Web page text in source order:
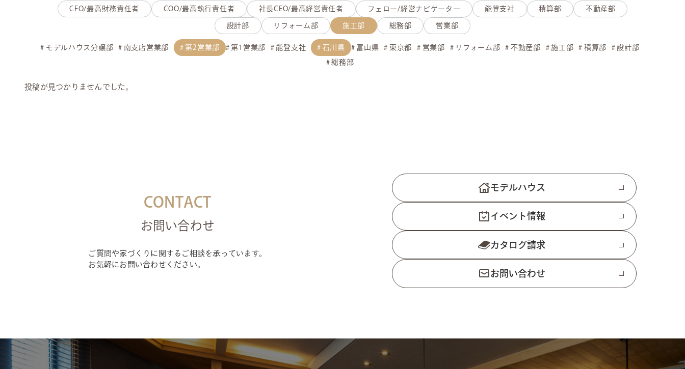
CFO/最高財務責任者 COO/最高執行責任者 社長CEO/最高経営責任者 フェロー/経営ナビゲーター 能登支社 積算部 不動産部
設計部 リフォーム部 施工部 総務部 営業部
モデルハウス分譲部 南支店営業部 第2営業部 第1営業部 能登支社 石川県 富山県 東京都 営業部 リフォーム部 不動産部 施工部 積算部 設計部
総務部
投稿が見つかりませんでした。
CONTACT
お問い合わせ
ご質問や家づくりに関するご相談を承っています。
お気軽にお問い合わせください。
モデルハウス
イベント情報
カタログ請求
お問い合わせ